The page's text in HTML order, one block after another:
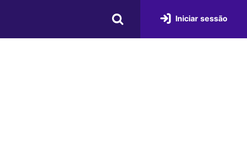
Iniciar sessão